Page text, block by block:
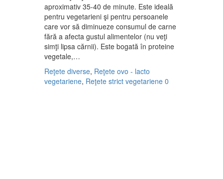
aproximativ 35-40 de minute. Este ideală
pentru vegetarieni şi pentru persoanele
care vor să diminueze consumul de carne
fără a afecta gustul alimentelor (nu veţi
simţi lipsa cărnii). Este bogată în proteine
vegetale,…
Reţete diverse, Reţete ovo - lacto
vegetariene, Reţete strict vegetariene 0